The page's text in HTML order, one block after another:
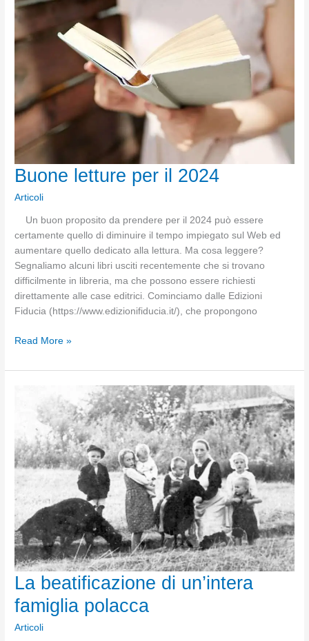
delle
sante
martiri
Carmelitane
Compiègne
Buone letture per il 2024
Articoli
Un buon proposito da prendere per il 2024 può essere
certamente quello di diminuire il tempo impiegato sul Web ed
aumentare quello dedicato alla lettura. Ma cosa leggere?
Segnaliamo alcuni libri usciti recentemente che si trovano
difficilmente in libreria, ma che possono essere richiesti
direttamente alle case editrici. Cominciamo dalle Edizioni
Fiducia (https://www.edizionifiducia.it/), che propongono
Buone
per
Read More »
La beatificazione di un’intera
famiglia polacca
Articoli